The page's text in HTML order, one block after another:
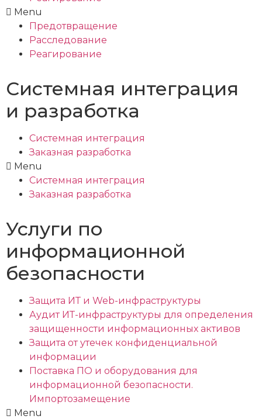
Menu
Предотвращение
Расследование
Реагирование
Системная интеграция
и разработка
Системная интеграция
Заказная разработка
Menu
Системная интеграция
Заказная разработка
Услуги по
информационной
безопасности
Защита ИТ и Web-инфраструктуры
Аудит ИТ-инфраструктуры для определения
защищенности информационных активов
Защита от утечек конфиденциальной
информации
Поставка ПО и оборудования для
информационной безопасности.
Импортозамещение
Menu